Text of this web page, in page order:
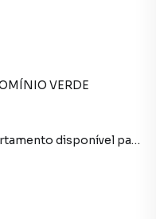
VERDE
disponível para
espaço aconchegante